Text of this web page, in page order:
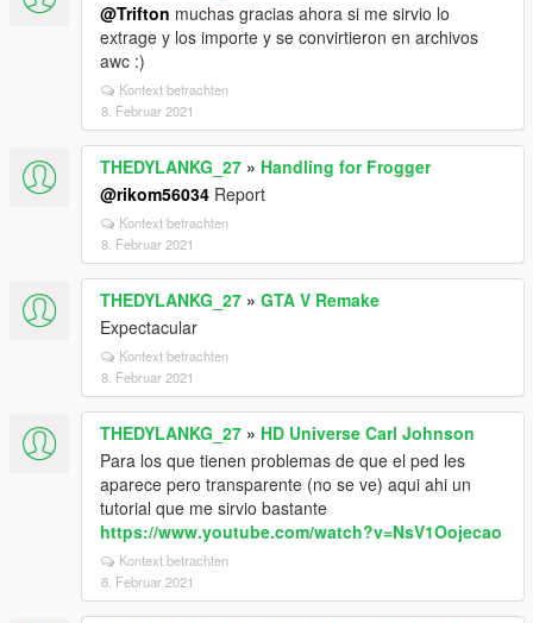
@Trifton muchas gracias ahora si me sirvio lo
extrage y los importe y se convirtieron en archivos
awc :)
Kontext betrachten
8. Februar 2021
THEDYLANKG_27 » Handling for Frogger
@rikom56034 Report
Kontext betrachten
8. Februar 2021
THEDYLANKG_27 » GTA V Remake
Expectacular
Kontext betrachten
8. Februar 2021
THEDYLANKG_27 » HD Universe Carl Johnson
Para los que tienen problemas de que el ped les
aparece pero transparente (no se ve) aqui ahi un
tutorial que me sirvio bastante
https://www.youtube.com/watch?v=NsV1Oojecao
Kontext betrachten
8. Februar 2021